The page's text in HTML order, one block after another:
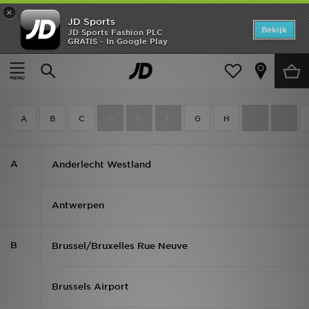
×
JD Sports
JD Sports Fashion PLC
GRATIS - In Google Play
Bekijk
Thuis
Vind mijn winkel
Alle JD Sports België winkels
A B C G H
A Anderlecht Westland
Antwerpen
B Brussel/Bruxelles Rue Neuve
Brussels Airport
Home
Offers
Heren
Voetbal